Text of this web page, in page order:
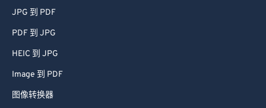
JPG 到 PDF
PDF 到 JPG
HEIC 到 JPG
Image 到 PDF
图像转换器